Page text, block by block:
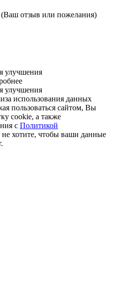
отзыв или пожелания)
улучшения
улучшения
использования данных
пользоваться сайтом, Вы
cookie, а также
с Политикой
хотите, чтобы ваши данные